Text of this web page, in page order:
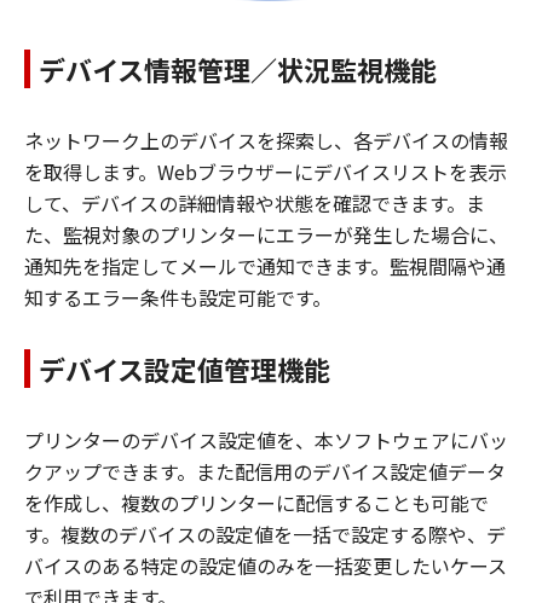
デバイス情報管理／状況監視機能
ネットワーク上のデバイスを探索し、各デバイスの情報
を取得します。Webブラウザーにデバイスリストを表示
して、デバイスの詳細情報や状態を確認できます。ま
た、監視対象のプリンターにエラーが発生した場合に、
通知先を指定してメールで通知できます。監視間隔や通
知するエラー条件も設定可能です。
デバイス設定値管理機能
プリンターのデバイス設定値を、本ソフトウェアにバッ
クアップできます。また配信用のデバイス設定値データ
を作成し、複数のプリンターに配信することも可能で
す。複数のデバイスの設定値を一括で設定する際や、デ
バイスのある特定の設定値のみを一括変更したいケース